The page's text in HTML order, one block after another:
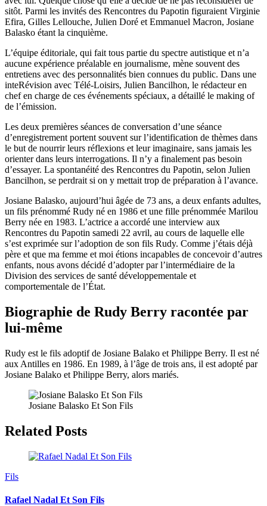
sitôt. Parmi les invités des Rencontres du Papotin figuraient Virginie
Efira, Gilles Lellouche, Julien Doré et Emmanuel Macron, Josiane
Balasko étant la cinquième.
L’équipe éditoriale, qui fait tous partie du spectre autistique et n’a
aucune expérience préalable en journalisme, mène souvent des
entretiens avec des personnalités bien connues du public. Dans une
inteRévision avec Télé-Loisirs, Julien Bancilhon, le rédacteur en
chef en charge de ces événements spéciaux, a détaillé le making of
de l’émission.
Les deux premières séances de conversation d’une séance
d’enregistrement portent souvent sur l’identification de thèmes dans
le but de nourrir leurs réflexions et leur imaginaire, sans jamais les
orienter dans leurs interrogations. Il n’y a finalement pas besoin
d’essayer. La spontanéité des Rencontres du Papotin, selon Julien
Bancilhon, se perdrait si on y mettait trop de préparation à l’avance.
Josiane Balasko, aujourd’hui âgée de 73 ans, a deux enfants adultes,
un fils prénommé Rudy né en 1986 et une fille prénommée Marilou
Berry née en 1983. L’actrice a accordé une interview aux
Rencontres du Papotin samedi 22 avril, au cours de laquelle elle
s’est exprimée sur l’adoption de son fils Rudy. Comme j’étais déjà
père et que ma femme et moi étions incapables de concevoir d’autres
enfants, nous avons décidé d’adopter par l’intermédiaire de la
Division des services de santé développementale et
comportementale de l’État.
Biographie de Rudy Berry racontée par
lui-même
Rudy est le fils adoptif de Josiane Balako et Philippe Berry. Il est né
aux Antilles en 1986. En 1989, à l’âge de trois ans, il est adopté par
Josiane Balako et Philippe Berry, alors mariés.
Josiane Balasko Et Son Fils
Related Posts
Fils
Rafael Nadal Et Son Fils